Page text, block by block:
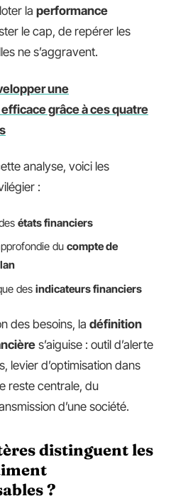
la performance
le cap, de repérer les
ne s’aggravent.
une
grâce à ces quatre
analyse, voici les
:
états financiers
du compte de
des indicateurs financiers
des besoins, la définition
s’aiguise : outil d’alerte
levier d’optimisation dans
reste centrale, du
d’une société.
distinguent les
?